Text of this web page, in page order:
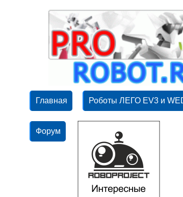
Главная Роботы ЛЕГО EV3 и
Форум